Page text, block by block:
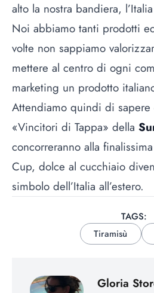
alto la nostra bandiera,
Noi abbiamo tanti prodotti
volte non sappiamo
mettere al centro di ogni
marketing un prodotto
Attendiamo quindi di sapere
«Vincitori di Tappa» della
concorreranno alla
Cup, dolce al cucchiaio
simbolo dell’Italia all’estero.
TAGS:
Tiramisù
Gloria